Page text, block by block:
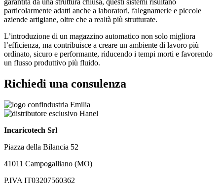
garantita da una struttura chiusa, questi sistemi risultano
particolarmente adatti anche a laboratori, falegnamerie e piccole
aziende artigiane, oltre che a realtà più strutturate.
L’introduzione di un magazzino automatico non solo migliora
l’efficienza, ma contribuisce a creare un ambiente di lavoro più
ordinato, sicuro e performante, riducendo i tempi morti e favorendo
un flusso produttivo più fluido.
Richiedi una consulenza
Incaricotech Srl
Piazza della Bilancia 52
41011 Campogalliano (MO)
P.IVA IT03207560362